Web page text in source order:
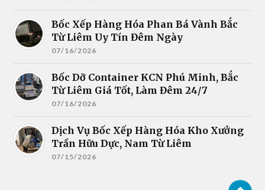
Bốc Xếp Hàng Hóa Phan Bá Vành Bắc
Từ Liêm Uy Tín Đêm Ngày
07/16/2026
Bốc Dỡ Container KCN Phú Minh, Bắc
Từ Liêm Giá Tốt, Làm Đêm 24/7
07/16/2026
Dịch Vụ Bốc Xếp Hàng Hóa Kho Xưởng
Trần Hữu Dực, Nam Từ Liêm
07/15/2026